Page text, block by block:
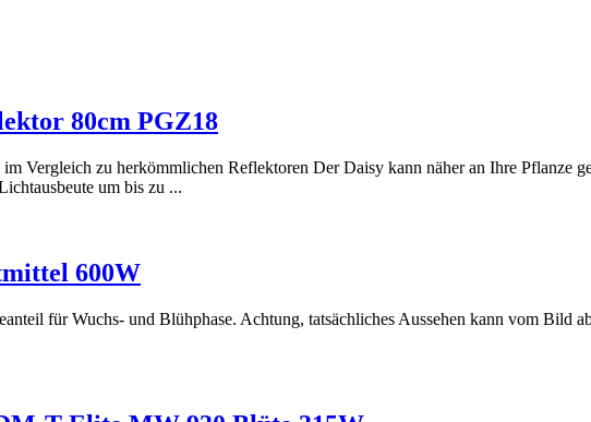
80cm PGZ18
Vergleich zu herkömmlichen Reflektoren Der Daisy kann näher an Ihre Pflanze
um bis zu ...
600W
für Wuchs- und Blühphase. Achtung, tatsächliches Aussehen kann vom Bild